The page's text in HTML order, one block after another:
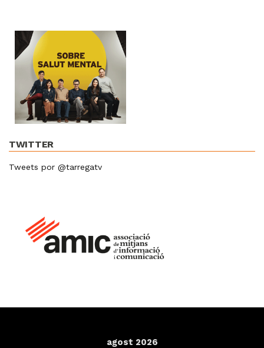
TWITTER
Tweets por @tarregatv
agost 2026